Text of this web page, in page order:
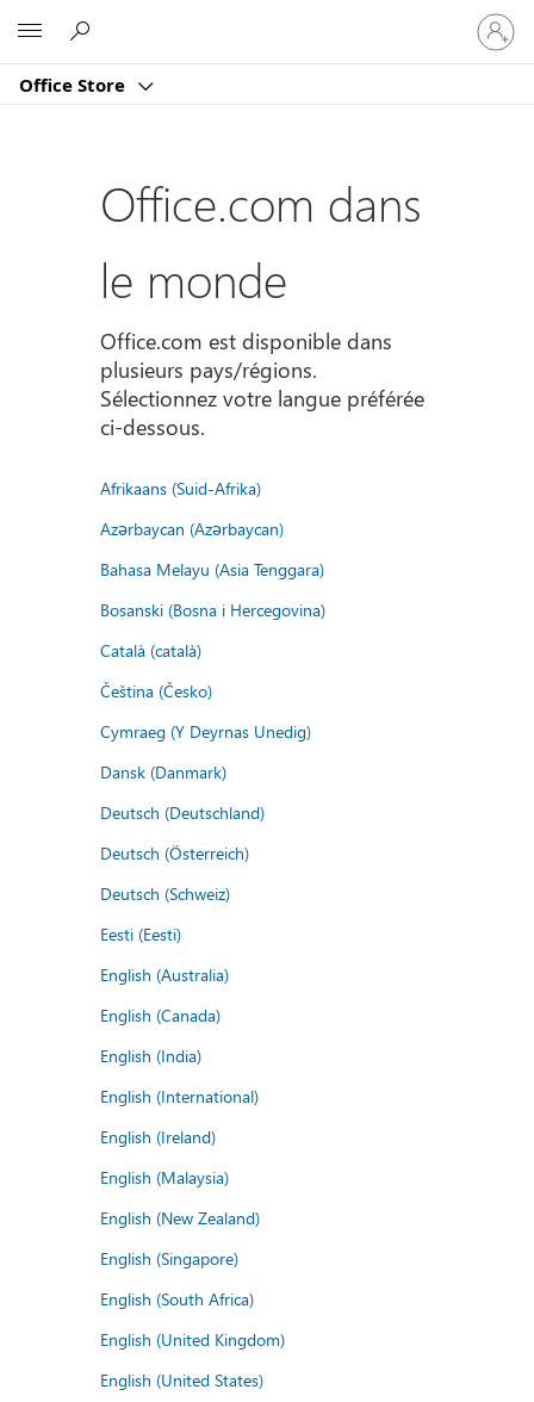
Office Store
vous
à
compte
Office.com dans
le monde
Office.com est disponible dans
plusieurs pays/régions.
Sélectionnez votre langue préférée
ci-dessous.
Afrikaans (Suid-Afrika)
Azərbaycan (Azərbaycan)
Bahasa Melayu (Asia Tenggara)
Bosanski (Bosna i Hercegovina)
Català (català)
Čeština (Česko)
Cymraeg (Y Deyrnas Unedig)
Dansk (Danmark)
Deutsch (Deutschland)
Deutsch (Österreich)
Deutsch (Schweiz)
Eesti (Eesti)
English (Australia)
English (Canada)
English (India)
English (International)
English (Ireland)
English (Malaysia)
English (New Zealand)
English (Singapore)
English (South Africa)
English (United Kingdom)
English (United States)